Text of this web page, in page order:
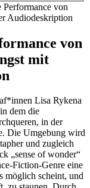
Performance von
Audiodeskription
von
mit
Lisa Rykena
dem die
in der
Die Umgebung wird
und zugleich
„sense of wonder“
Fiction-Genre eine
möglich scheint, und